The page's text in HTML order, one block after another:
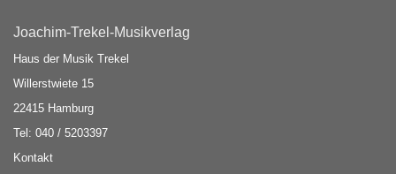
Joachim-Trekel-Musikverlag
Haus der Musik Trekel
Willerstwiete 15
22415 Hamburg
Tel: 040 / 5203397
Kontakt